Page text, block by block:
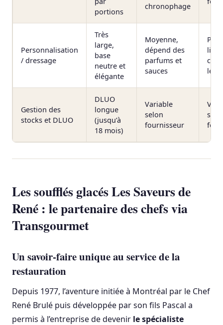
portions
chronophage
Personnalisation
/ dressage
Très
large,
base
neutre et
élégante
Moyenne,
dépend des
parfums et
sauces
Plus
le
Gestion des
stocks et DLUO
DLUO
longue
(jusqu’à
18 mois)
Variable
selon
fournisseur
Les soufflés glacés Les Saveurs de
René : le partenaire des chefs via
Transgourmet
Un savoir-faire unique au service de la
restauration
Depuis 1977, l’aventure initiée à Montréal par le Chef
René Brulé puis développée par son fils Pascal a
permis à l’entreprise de devenir le spécialiste